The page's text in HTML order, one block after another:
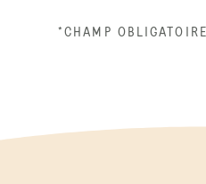
*CHAMP OBLIGATOIRE